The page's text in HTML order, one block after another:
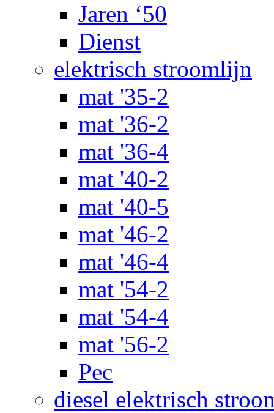
Jaren ‘50
Dienst
elektrisch stroomlijn
mat '35-2
mat '36-2
mat '36-4
mat '40-2
mat '40-5
mat '46-2
mat '46-4
mat '54-2
mat '54-4
mat '56-2
Pec
diesel elektrisch